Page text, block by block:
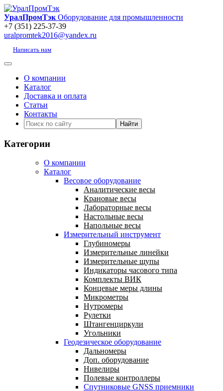
УралПромТэк Оборудование для промышленности
+7 (351) 225-37-39
uralpromtek2016@yandex.ru
Написать нам
О компании
Каталог
Доставка и оплата
Статьи
Контакты
Категории
О компании
Каталог
Весовое оборудование
Аналитические весы
Крановые весы
Лабораторные весы
Настольные весы
Напольные весы
Измерительный инструмент
Глубиномеры
Измерительные линейки
Измерительные щупы
Индикаторы часового типа
Комплекты ВИК
Концевые меры длины
Микрометры
Нутромеры
Рулетки
Штангенциркули
Угольники
Геодезическое оборудование
Дальномеры
Доп. оборудование
Нивелиры
Полевые контроллеры
Спутниковые GNSS приемники